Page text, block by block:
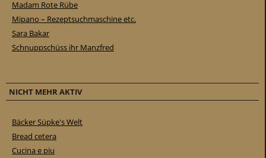
Madam Rote Rübe
Mipano – Rezeptsuchmaschine etc.
Sara Bakar
Schnuppschüss ihr Manzfred
NICHT MEHR AKTIV
Bäcker Süpke's Welt
Bread cetera
Cucina e piu